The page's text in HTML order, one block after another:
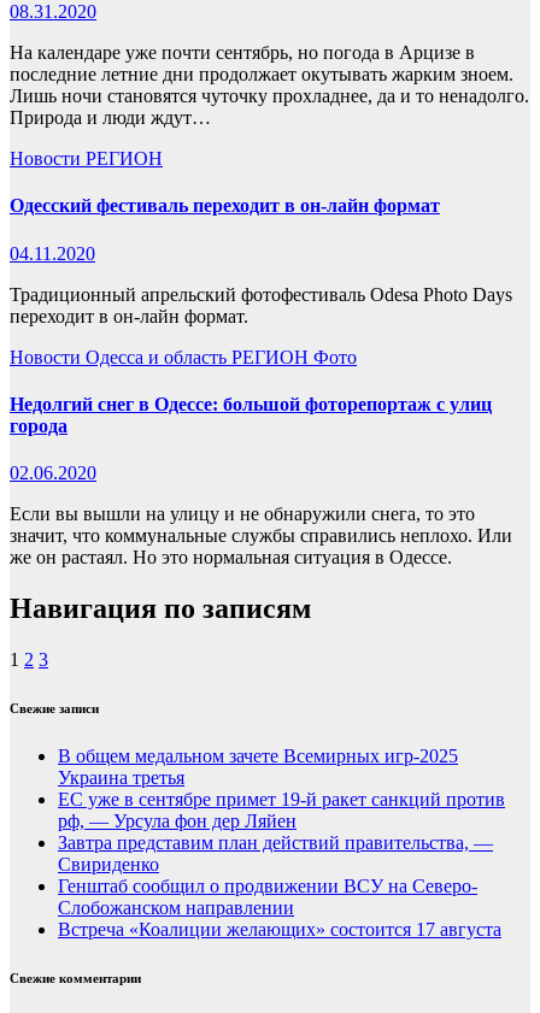
08.31.2020
На календаре уже почти сентябрь, но погода в Арцизе в
последние летние дни продолжает окутывать жарким зноем.
Лишь ночи становятся чуточку прохладнее, да и то ненадолго.
Природа и люди ждут…
Новости РЕГИОН
Одесский фестиваль переходит в он-лайн формат
04.11.2020
Традиционный апрельский фотофестиваль Odesa Photo Days
переходит в он-лайн формат.
Новости Одесса и область РЕГИОН Фото
Недолгий снег в Одессе: большой фоторепортаж с улиц
города
02.06.2020
Если вы вышли на улицу и не обнаружили снега, то это
значит, что коммунальные службы справились неплохо. Или
же он растаял. Но это нормальная ситуация в Одессе.
Навигация по записям
1 2 3
Свежие записи
В общем медальном зачете Всемирных игр-2025
Украина третья
ЕС уже в сентябре примет 19-й ракет санкций против
рф, — Урсула фон дер Ляйен
Завтра представим план действий правительства, —
Свириденко
Генштаб сообщил о продвижении ВСУ на Северо-
Слобожанском направлении
Встреча «Коалиции желающих» состоится 17 августа
Свежие комментарии